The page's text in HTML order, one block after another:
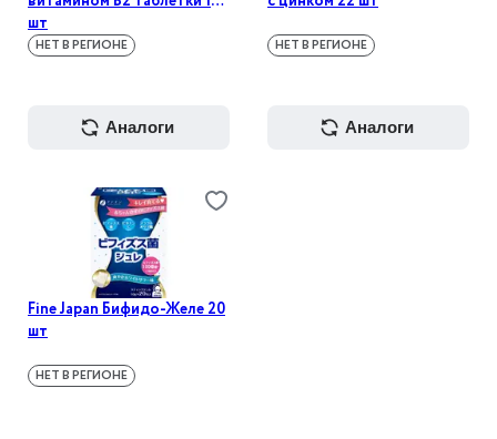
шт
НЕТ В РЕГИОНЕ
аналоги
НЕТ В РЕГИОНЕ
аналоги
Fine Japan Бифидо-Желе 20
шт
НЕТ В РЕГИОНЕ